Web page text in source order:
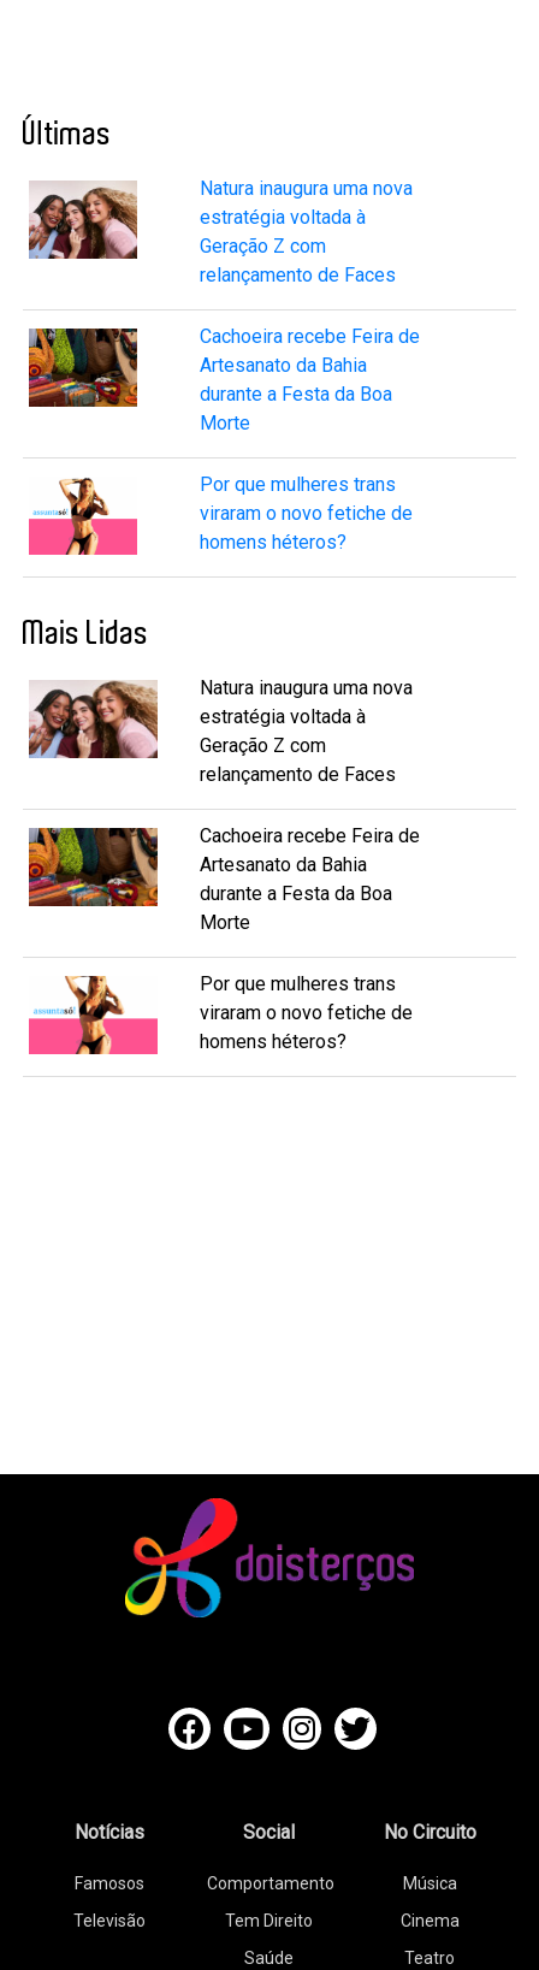
Últimas
Natura inaugura uma nova
estratégia voltada à
Geração Z com
relançamento de Faces
Cachoeira recebe Feira de
Artesanato da Bahia
durante a Festa da Boa
Morte
Por que mulheres trans
viraram o novo fetiche de
homens héteros?
Mais Lidas
Natura inaugura uma nova
estratégia voltada à
Geração Z com
relançamento de Faces
Cachoeira recebe Feira de
Artesanato da Bahia
durante a Festa da Boa
Morte
Por que mulheres trans
viraram o novo fetiche de
homens héteros?
Notícias
Famosos
Televisão
Social
Comportamento
Tem Direito
Saúde
No Circuito
Música
Cinema
Teatro